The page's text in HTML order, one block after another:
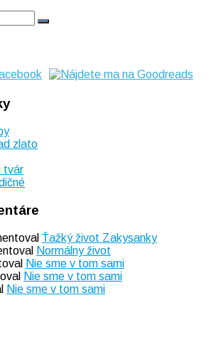
Search
zlato
tvár
Ťažký život Zakysanky
Normálny život
Nie sme v tom sami
Nie sme v tom sami
Nie sme v tom sami